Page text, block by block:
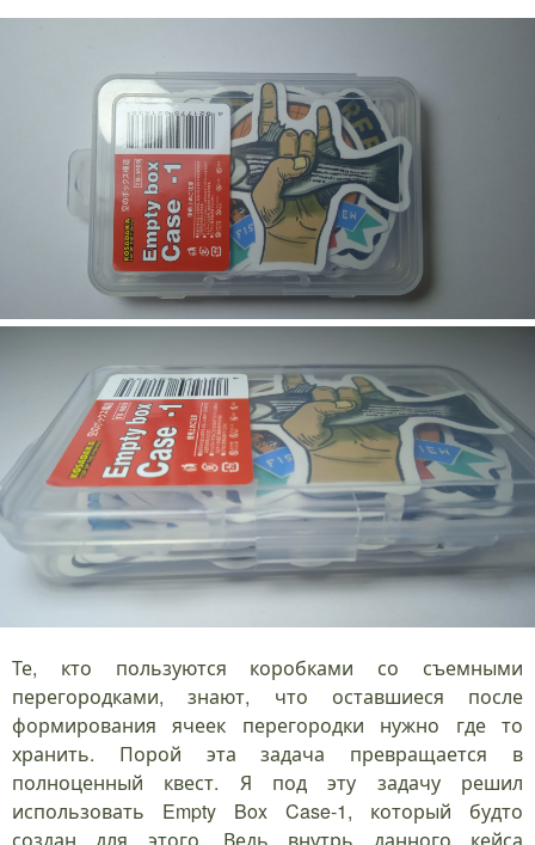
Те, кто пользуются коробками со съемными
перегородками, знают, что оставшиеся после
формирования ячеек перегородки нужно где то
хранить. Порой эта задача превращается в
полноценный квест. Я под эту задачу решил
использовать Empty Box Case-1, который будто